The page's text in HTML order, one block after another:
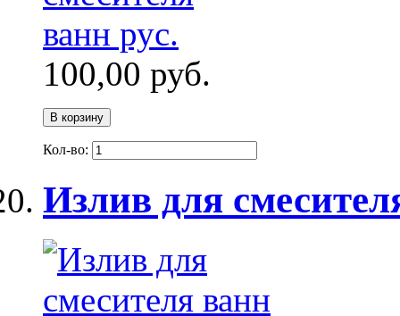
100,00 руб.
В корзину
Кол-во:
Излив для